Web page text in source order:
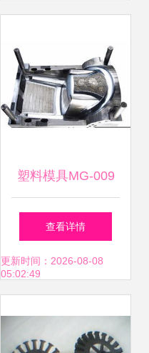
塑料模具MG-009
精密成型的关键技
术与应用
查看详情
更新时间：2026-08-08
05:02:49